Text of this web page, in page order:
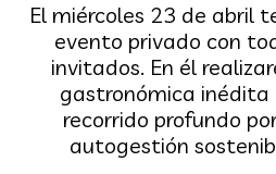
El miércoles 23 de abril
evento privado con
invitados. En él
gastronómica inédita
recorrido profundo
autogestión